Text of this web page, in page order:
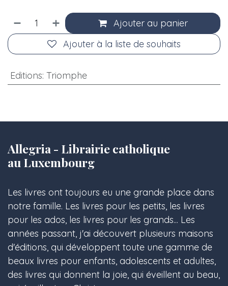
Ajouter au panier
Ajouter à la liste de souhaits
Editions: Triomphe
Allegria - Librairie catholique
au Luxembourg
Les livres ont toujours eu une grande place dans
notre famille. Les livres pour les petits, les livres
pour les ados, les livres pour les grands... Les
années passant, j'ai découvert plusieurs maisons
d'éditions, qui développent toute une gamme de
beaux livres pour enfants, adolescents et adultes,
des livres qui donnent la joie, qui éveillent au beau,